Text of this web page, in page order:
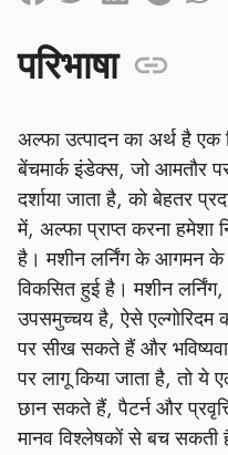
परिभाषा
अल्फा उत्पादन का अर्थ है एक
बेंचमार्क इंडेक्स, जो आमतौर पर
दर्शाया जाता है, को बेहतर
में, अल्फा प्राप्त करना हमेशा
है। मशीन लर्निंग के आगमन
विकसित हुई है। मशीन लर्निंग,
उपसमुच्चय है, ऐसे एल्गोरिदम
पर सीख सकते हैं और
पर लागू किया जाता है, तो ये
छान सकते हैं, पैटर्न और
मानव विश्लेषकों से बच सकती